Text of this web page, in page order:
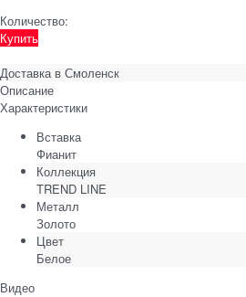
Количество:
Купить
Доставка в Смоленск
Описание
Характеристики
Вставка
Фианит
Коллекция
TREND LINE
Металл
Золото
Цвет
Белое
Видео